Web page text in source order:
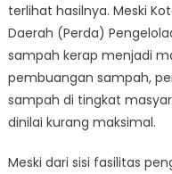
terlihat hasilnya. Meski
Daerah (Perda)
sampah kerap menjadi
pembuangan sampah,
sampah di tingkat
dinilai kurang maksimal.
Meski dari sisi fasilitas